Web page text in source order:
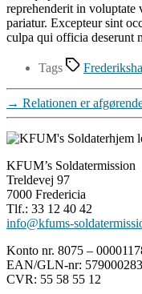
reprehenderit in voluptate
pariatur. Excepteur sint
culpa qui officia deserunt
Tags
→ Relationen er
KFUM’s Soldatermission
Treldevej 97
7000 Fredericia
Tlf.: 33 12 40 42
info@kfums-
Konto nr. 8075 –
EAN/GLN-nr:
CVR: 55 58 55 12